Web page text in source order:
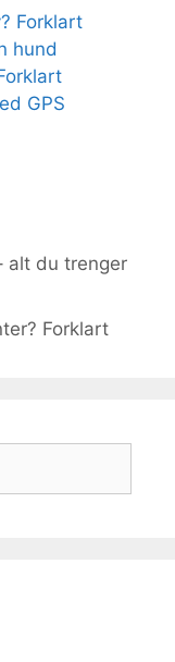
Forklart
hund
GPS
alt du trenger
Forklart